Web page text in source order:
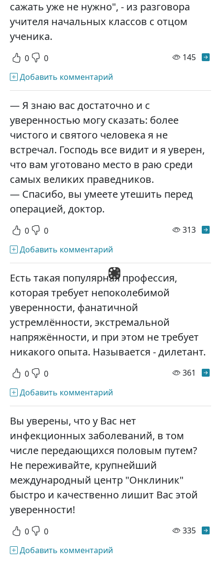
сажать уже не нужно", - из разговора
учителя начальных классов с отцом
ученика.
0 0 145
Добавить комментарий
— Я знаю вас достаточно и с
уверенностью могу сказать: более
чистого и святого человека я не
встречал. Господь все видит и я уверен,
что вам уготовано место в раю среди
самых великих праведников.
— Спасибо, вы умеете утешить перед
операцией, доктор.
0 0 313
Добавить комментарий
Есть такая популярная профессия,
которая требует непоколебимой
уверенности, фанатичной
устремлённости, экстремальной
напряжённости, и при этом не требует
никакого опыта. Называется - дилетант.
0 0 361
Добавить комментарий
Вы уверены, что у Вас нет
инфекционных заболеваний, в том
числе передающихся половым путем?
Не переживайте, крупнейший
международный центр "Онклиник"
быстро и качественно лишит Вас этой
уверенности!
0 0 335
Добавить комментарий